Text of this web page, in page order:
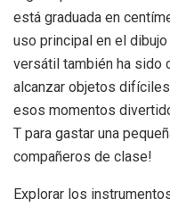
está graduada en
uso principal en el
versátil también ha sido
alcanzar objetos difíciles
esos momentos
T para gastar una
compañeros de clase!
Explorar los